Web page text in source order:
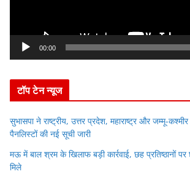
e
r
00:00
टॉप टेन न्यूज
सुभासपा ने राष्ट्रीय, उत्तर प्रदेश, महाराष्ट्र और जम्मू-
पैनलिस्टों की नई सूची जारी
मऊ में बाल श्रम के खिलाफ बड़ी कार्रवाई, छह प्रतिष्ठानों पर
मिले